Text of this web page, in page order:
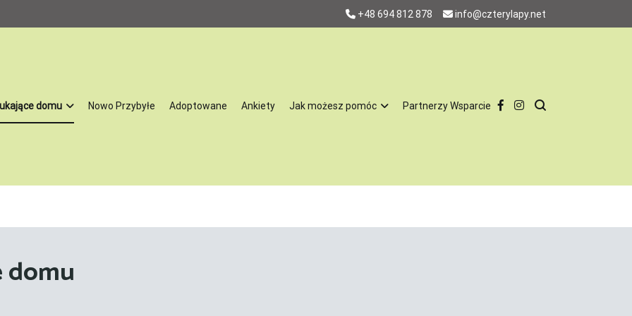
+48 694 812 878 info@czterylapy.net
skrzywdził człowiek. Zajmujemy się szukaniem psom i kotom nowych, odpowiedzialnych domów, nie chcemy by latami tkwiły w schronisku.
domu Nowo Przybyłe Adoptowane Ankiety Jak możesz pomóc Partnerzy Wsparcie
domu